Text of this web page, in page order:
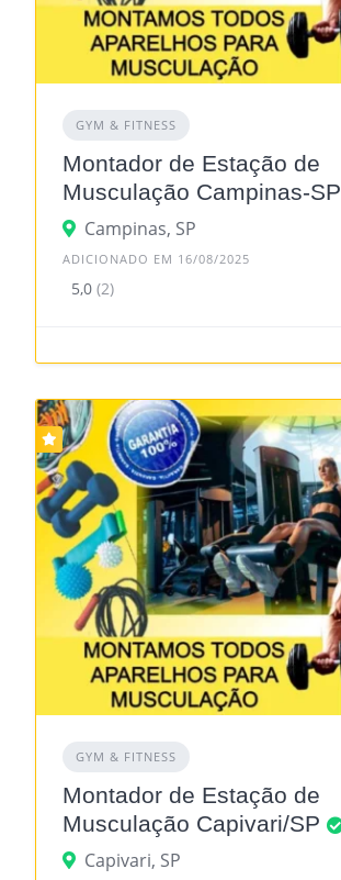
GYM & FITNESS
Montador de Estação de
Musculação Campinas-SP
Campinas, SP
ADICIONADO EM 16/08/2025
5,0 (2)
GYM & FITNESS
Montador de Estação de
Musculação Capivari/SP
Capivari, SP